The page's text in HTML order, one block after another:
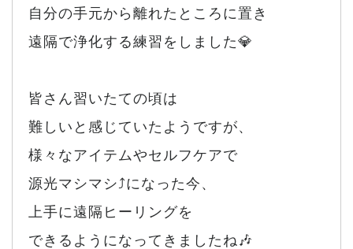
自分の手元から離れたところに置き
遠隔で浄化する練習をしました💎
皆さん習いたての頃は
難しいと感じていたようですが、
様々なアイテムやセルフケアで
源光マシマシ⤴️になった今、
上手に遠隔ヒーリングを
できるようになってきましたね🎶